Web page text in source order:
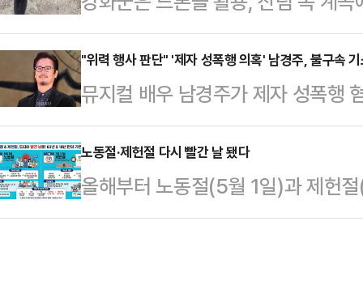
는 "불면증이 심해 전날 수면제를
은 B씨를 교통사고처리…
구대는 A양을 지구대로 데려가 지
원을 확인하지 못했다.경찰은 걸음
단을 혼자 내려오지 못했을 것으로
을 진행했…
선다고 28일 밝혔다.이번 점검은
해 계곡 전반을 정밀하게 촬영하고,
위해 추진됐다.특히 사람의 접근이
지대 해소에 효과적이다.군은 점검
과 데크, 불법 건축물, 무단 경작,
다.군은 촬영된 자료를 바탕으로 현
할 예정이다.…
"위력 행사 판단" '제자 성폭행 의혹' 남경주, 불구속
뮤지컬 배우 남경주가 제자 성폭행
따르면 서울중앙지검 여성아동범
피감독자간음 혐의로 남경주를 불
씨에 대해 법리상 감독 관계에 있음
위력을 행사했다고 판단했다.남경
노동절·제헌절 다시 빨간 날 됐다
올해부터 노동절(5월 1일)과 제헌
혁신처는 28일 국무회의에서 이같